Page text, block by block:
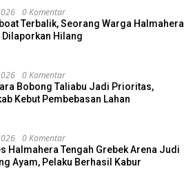
0 Komentar
Terbalik, Seorang Warga Halmahera
Dilaporkan Hilang
0 Komentar
Bobong Taliabu Jadi Prioritas,
Kebut Pembebasan Lahan
0 Komentar
Halmahera Tengah Grebek Arena Judi
Ayam, Pelaku Berhasil Kabur